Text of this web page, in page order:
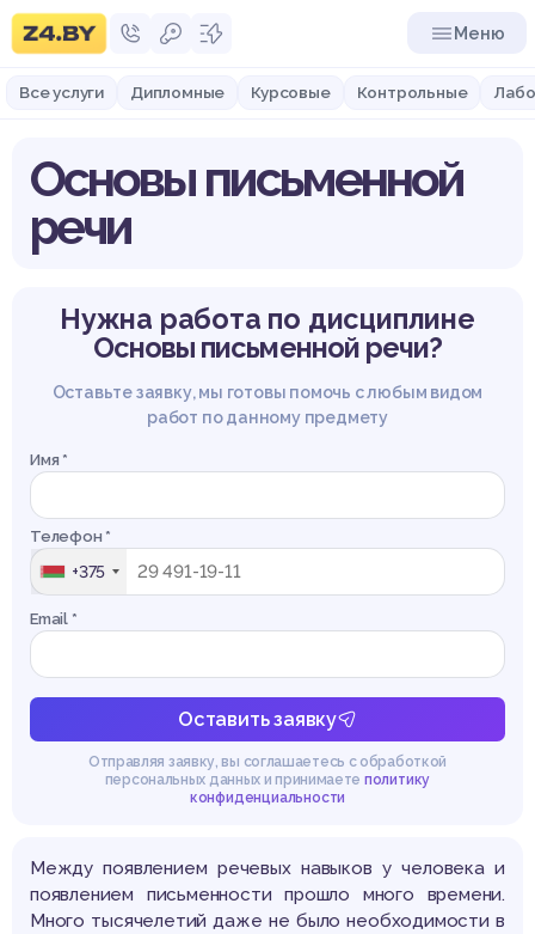
Меню
Все услуги Дипломные Курсовые Контрольные
Основы письменной
речи
Нужна работа по дисциплине
Основы письменной речи?
Оставьте заявку, мы готовы помочь с любым видом
работ по данному предмету
Имя *
Телефон *
+375
Email *
Оставить заявку
Отправляя заявку, вы соглашаетесь с обработкой
персональных данных и принимаете политику
конфиденциальности
Между появлением речевых навыков у человека и
появлением письменности прошло много времени.
Много тысячелетий даже не было необходимости в